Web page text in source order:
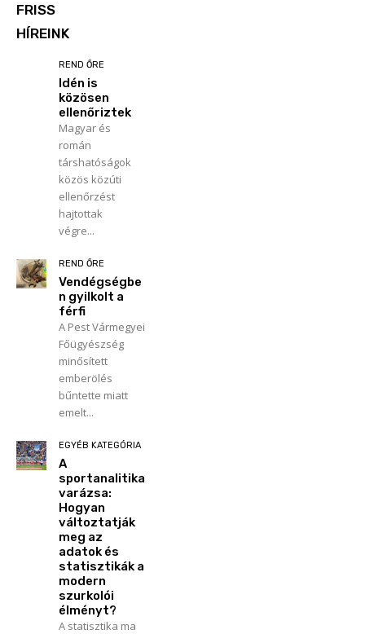
FRISS
HÍREINK
REND ŐRE
Idén is
közösen
ellenőriztek
Magyar és
román
társhatóságok
közös közúti
ellenőrzést
hajtottak
végre...
REND ŐRE
Vendégségbe
n gyilkolt a
férfi
A Pest Vármegyei
Főügyészség
minősített
emberölés
bűntette miatt
emelt...
EGYÉB KATEGÓRIA
A
sportanalitika
varázsa:
Hogyan
változtatják
meg az
adatok és
statisztikák a
modern
szurkolói
élményt?
A statisztika ma